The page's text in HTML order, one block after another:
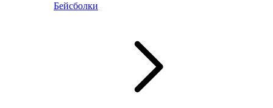
Бейсболки